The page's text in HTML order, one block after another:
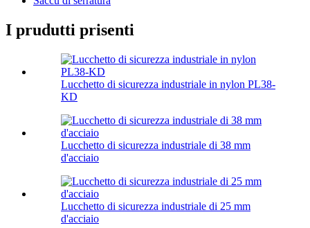
I prudutti prisenti
Lucchetto di sicurezza industriale in nylon PL38-
KD
Lucchetto di sicurezza industriale di 38 mm
d'acciaio
Lucchetto di sicurezza industriale di 25 mm
d'acciaio